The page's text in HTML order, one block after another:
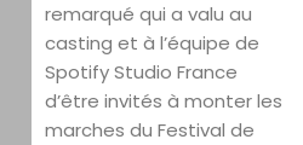
remarqué qui a valu au
casting et à l’équipe de
Spotify Studio France
d’être invités à monter les
marches du Festival de